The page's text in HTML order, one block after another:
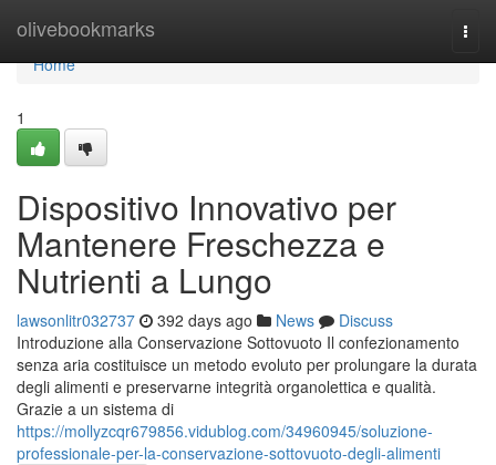
olivebookmarks
Home
Home
1
Dispositivo Innovativo per
Mantenere Freschezza e
Nutrienti a Lungo
lawsonlitr032737 392 days ago News
Discuss
Introduzione alla Conservazione Sottovuoto Il confezionamento
senza aria costituisce un metodo evoluto per prolungare la durata
degli alimenti e preservarne integrità organolettica e qualità.
Grazie a un sistema di
https://mollyzcqr679856.vidublog.com/34960945/soluzione-
professionale-per-la-conservazione-sottovuoto-degli-alimenti